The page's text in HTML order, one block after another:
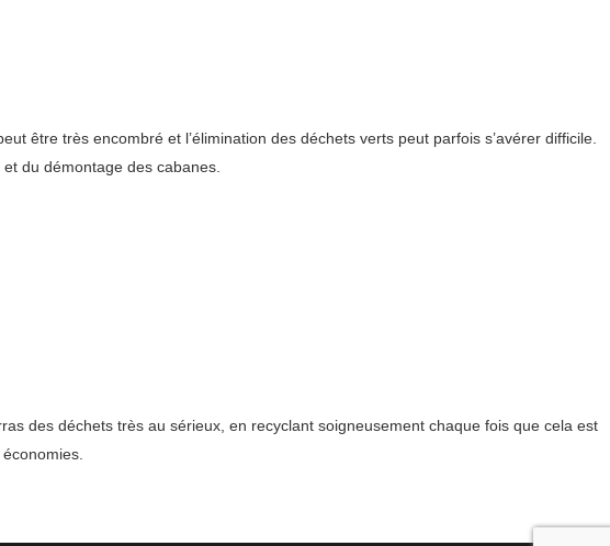
être très encombré et l’élimination des déchets verts peut parfois s’avérer difficile.
du démontage des cabanes.
des déchets très au sérieux, en recyclant soigneusement chaque fois que cela est